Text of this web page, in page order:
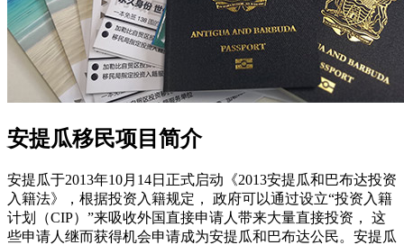
安提瓜移民项目简介
安提瓜于2013年10月14日正式启动《2013安提瓜和巴布达投资
入籍法》，根据投资入籍规定， 政府可以通过设立“投资入籍
计划（CIP）”来吸收外国直接申请人带来大量直接投资， 这
些申请人继而获得机会申请成为安提瓜和巴布达公民。安提瓜